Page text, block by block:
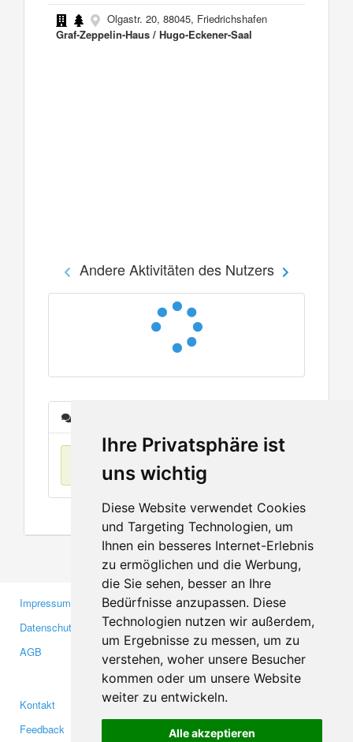
Ihre Privatsphäre ist
uns wichtig
Diese Website verwendet Cookies
und Targeting Technologien, um
Ihnen ein besseres Internet-Erlebnis
zu ermöglichen und die Werbung,
die Sie sehen, besser an Ihre
Bedürfnisse anzupassen. Diese
Technologien nutzen wir außerdem,
um Ergebnisse zu messen, um zu
verstehen, woher unsere Besucher
kommen oder um unsere Website
weiter zu entwickeln.
Alle akzeptieren
Olgastr. 20, 88045, Friedrichshafen
Graf-Zeppelin-Haus / Hugo-Eckener-Saal
Andere Aktivitäten des Nutzers
Keine Einträge
Impressum
Datenschutzerklärung
AGB
Gewerbetreibende
Investoren
Medien
Kontakt
Feedback
Facebook
Twitter